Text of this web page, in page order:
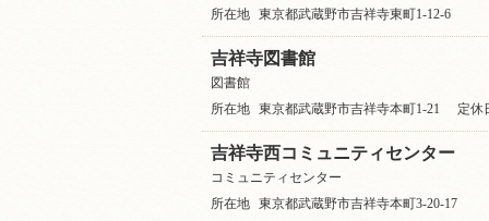
所在地
東京都武蔵野市吉祥寺東町1-12-6
吉祥寺図書館
図書館
所在地
東京都武蔵野市吉祥寺本町1-21 定休
吉祥寺西コミュニティセンター
コミュニティセンター
所在地
東京都武蔵野市吉祥寺本町3-20-17